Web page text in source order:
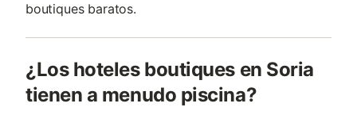
boutiques baratos.
¿Los hoteles boutiques en Soria
tienen a menudo piscina?